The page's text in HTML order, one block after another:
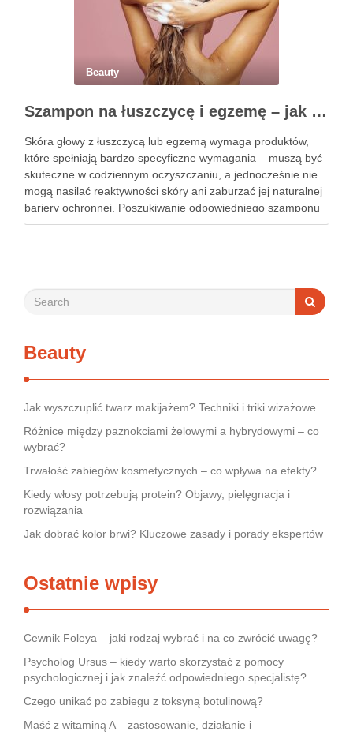
Beauty
Szampon na łuszczycę i egzemę – jak świadomie dobierać produkty przy wrażliwej skórze głowy?
Skóra głowy z łuszczycą lub egzemą wymaga produktów,
które spełniają bardzo specyficzne wymagania – muszą być
skuteczne w codziennym oczyszczaniu, a jednocześnie nie
mogą nasilać reaktywności skóry ani zaburzać jej naturalnej
bariery ochronnej. Poszukiwanie odpowiedniego szamponu
bywa dla wielu pacjentów procesem długim i frustrującym, bo
Beauty
Jak wyszczuplić twarz makijażem? Techniki i triki wizażowe
Różnice między paznokciami żelowymi a hybrydowymi – co
wybrać?
Trwałość zabiegów kosmetycznych – co wpływa na efekty?
Kiedy włosy potrzebują protein? Objawy, pielęgnacja i
rozwiązania
Jak dobrać kolor brwi? Kluczowe zasady i porady ekspertów
Ostatnie wpisy
Cewnik Foleya – jaki rodzaj wybrać i na co zwrócić uwagę?
Psycholog Ursus – kiedy warto skorzystać z pomocy
psychologicznej i jak znaleźć odpowiedniego specjalistę?
Czego unikać po zabiegu z toksyną botulinową?
Maść z witaminą A – zastosowanie, działanie i